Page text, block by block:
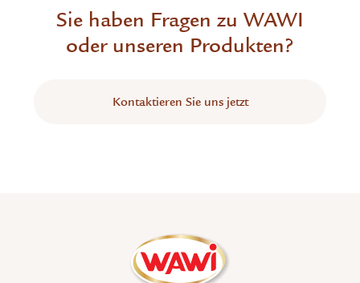
Sie haben Fragen zu WAWI
oder unseren Produkten?
Kontaktieren Sie uns jetzt